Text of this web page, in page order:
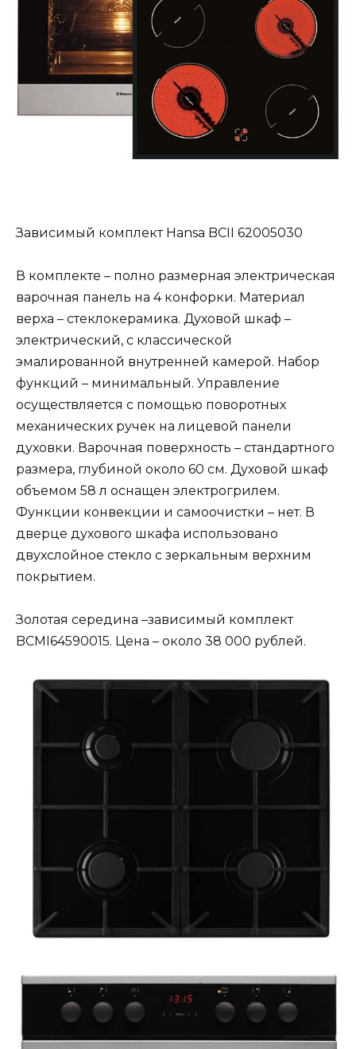
Зависимый комплект Hansa BCII 62005030
В комплекте – полно размерная электрическая
варочная панель на 4 конфорки. Материал
верха – стеклокерамика. Духовой шкаф –
электрический, с классической
эмалированной внутренней камерой. Набор
функций – минимальный. Управление
осуществляется с помощью поворотных
механических ручек на лицевой панели
духовки. Варочная поверхность – стандартного
размера, глубиной около 60 см. Духовой шкаф
объемом 58 л оснащен электрогрилем.
Функции конвекции и самоочистки – нет. В
дверце духового шкафа использовано
двухслойное стекло с зеркальным верхним
покрытием.
Золотая середина –зависимый комплект
BCMI64590015. Цена – около 38 000 рублей.